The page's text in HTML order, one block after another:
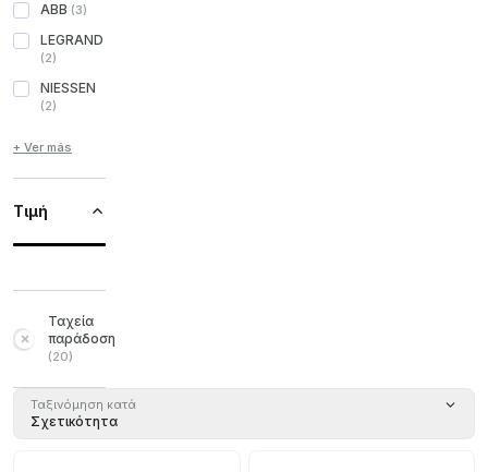
ABB (3)
LEGRAND
(2)
NIESSEN
(2)
+ Ver más
Τιμή
Ταχεία
παράδοση
(20)
Ταξινόμηση κατά
Σχετικότητα